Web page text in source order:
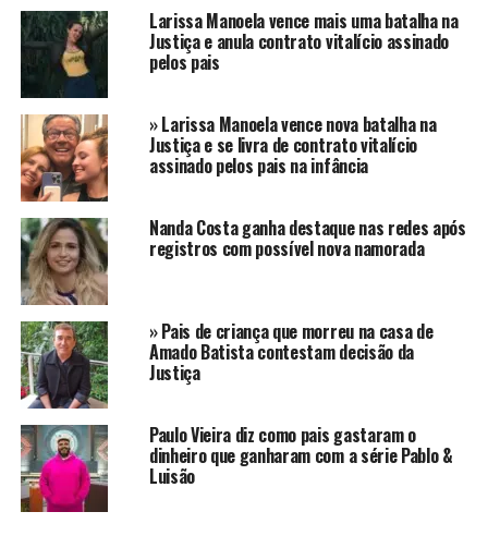
No último dia 22 de abril, um feto foi encontrado na
Estação de Tratamento de Esgoto da Chácara Santa
Cruz. A estação fica dentro das dependências da Canção
Nova, no município de Cachoeira Paulista, interior de
São Paulo.
Segundo as informações confirmadas, os responsáveis
pelo descarte impróprio do feto são um casal de
missionários. A nota afirma ainda que os dois já
prestaram esclarecimentos sobre o caso e agora
aguardam conclusão de inquérito.
Ainda de acordo com informações sobre o caso, o feto
foi localizado por um funcionário e tinha
aproximadamente três meses. O local onde foi
encontrado é considerado de difícil acesso, já em divisa
com o Rio Bocaína.
Na nota, a Canção Nova “reafirmou seu
posicionamento a favor da vida, desde a sua
Larissa Manoela vence mais uma batalha na
Justiça e anula contrato vitalício assinado
pelos pais
» Larissa Manoela vence nova batalha na
Justiça e se livra de contrato vitalício
assinado pelos pais na infância
Nanda Costa ganha destaque nas redes após
registros com possível nova namorada
» Pais de criança que morreu na casa de
Amado Batista contestam decisão da
Justiça
Paulo Vieira diz como pais gastaram o
dinheiro que ganharam com a série Pablo &
Luisão